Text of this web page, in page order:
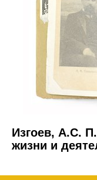
Изгоев, А.С.
жизни и